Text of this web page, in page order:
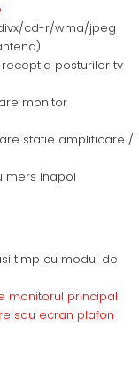
cd-r/wma/jpeg
posturilor tv
monitor
statie amplificare /
mers inapoi
timp cu modul de
monitorul principal
sau ecran plafon